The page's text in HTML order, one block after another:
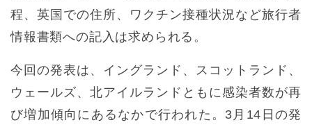
程、英国での住所、ワクチン接種状況など旅行者
情報書類への記入は求められる。
今回の発表は、イングランド、スコットランド、
ウェールズ、北アイルランドともに感染者数が再
び増加傾向にあるなかで行われた。3月14日の発